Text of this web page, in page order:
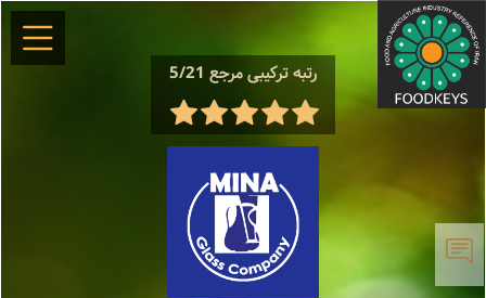
رتبه ترکیبی مرجع 5/21 ×
معرفی